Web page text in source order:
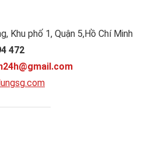
Khu phố 1, Quận 5,Hồ Chí Minh
472